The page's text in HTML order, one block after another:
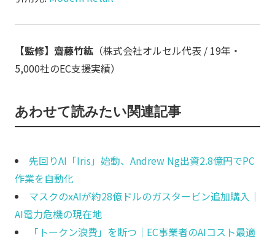
【監修】齋藤竹紘（株式会社オルセル代表 / 19年・
5,000社のEC支援実績）
あわせて読みたい関連記事
先回りAI「Iris」始動、Andrew Ng出資2.8億円でPC
作業を自動化
マスクのxAIが約28億ドルのガスタービン追加購入｜
AI電力危機の現在地
「トークン浪費」を断つ｜EC事業者のAIコスト最適